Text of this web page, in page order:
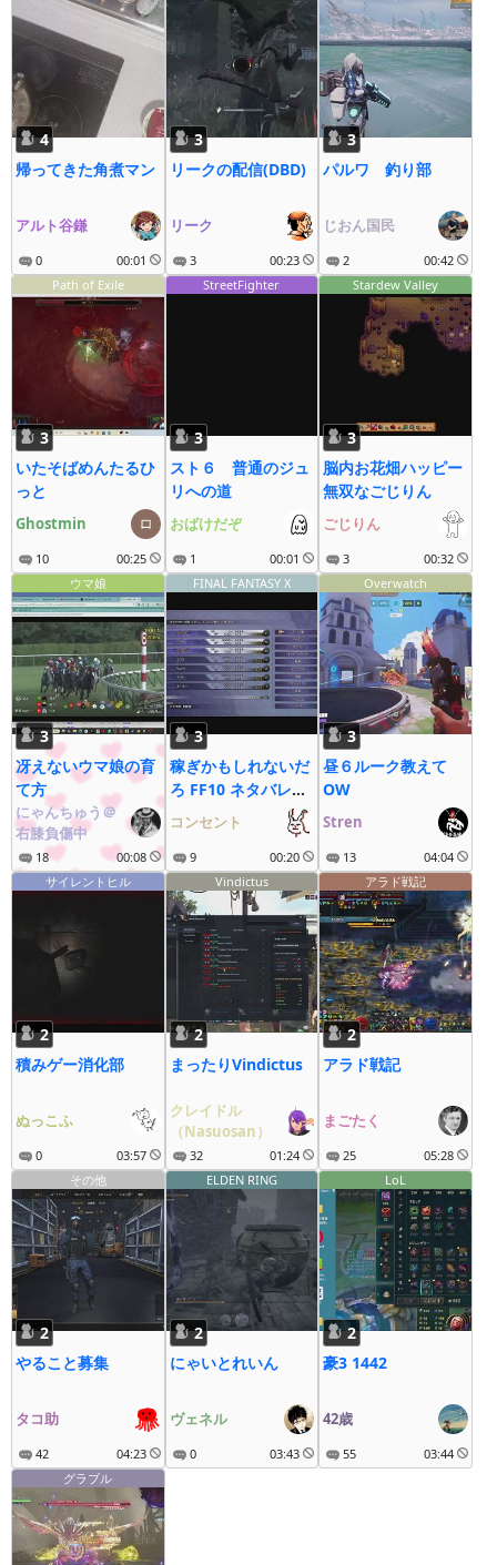
4
帰ってきた角煮マン
アルト谷鎌
0 00:01
3
リークの配信(DBD)
リーク
3 00:23
3
パルワ 釣り部
じおん国民
2
00:42
Path of Exile
3
いたそばめんたるひ
っと
Ghostmin
10 00:25
StreetFighter
3
スト６ 普通のジュ
リへの道
おばけだぞ
1 00:01
Stardew Valley
3
脳内お花畑ハッピー
無双なごじりん
ごじりん
3
00:32
ウマ娘
3
冴えないウマ娘の育
て方
にゃんちゅう＠
右膝負傷中
18 00:08
FINAL FANTASY X
3
稼ぎかもしれないだ
ろ FF10 ネタバレあ
コンセント
9 00:20
Overwatch
3
昼６ルーク教えて
OW
Stren
13
04:04
サイレントヒル
2
積みゲー消化部
ぬっこふ
0 03:57
Vindictus
2
まったりVindictus
クレイドル
（Nasuosan）
32 01:24
アラド戦記
2
アラド戦記
まごたく
25
05:28
その他
2
やること募集
タコ助
42 04:23
ELDEN RING
2
にゃいとれいん
ヴェネル
0 03:43
LoL
2
豪3 1442
42歳
55
03:44
グラブル